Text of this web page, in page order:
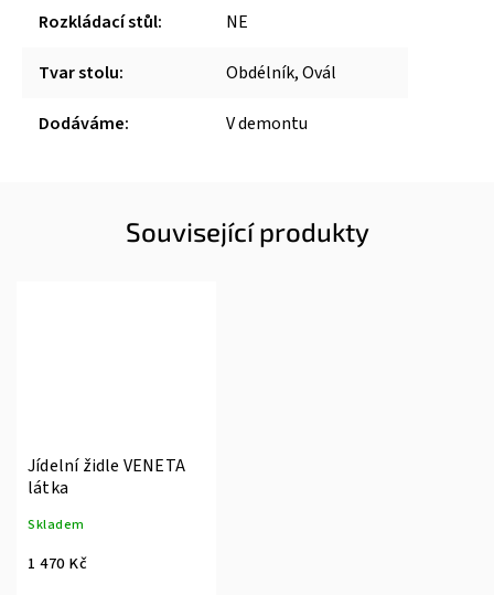
Rozkládací stůl: NE
Tvar stolu: Obdélník, Ovál
Dodáváme: V demontu
Související produkty
Jídelní židle VENETA
látka
Skladem
1 470 Kč